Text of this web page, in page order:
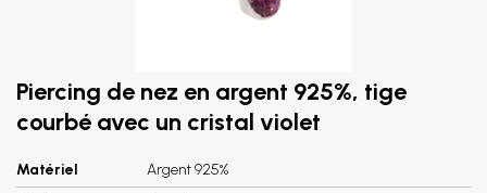
Piercing de nez en argent 925%, tige
courbé avec un cristal violet
Matériel
Argent 925%